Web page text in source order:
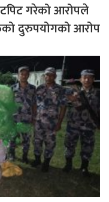
गरेको आरोपले
दुरुपयोगको आरोप